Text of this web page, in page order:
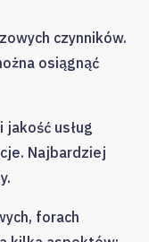
czynników.
osiągnąć
usług
Najbardziej
forach